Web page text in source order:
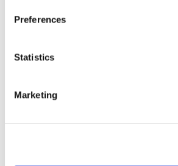
Preferences
Statistics
Marketing